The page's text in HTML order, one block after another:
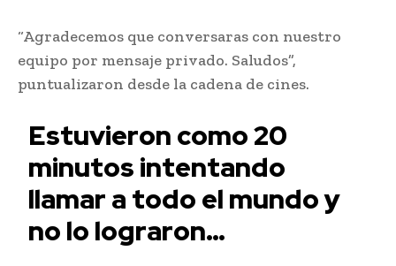
“Agradecemos que conversaras con nuestro
equipo por mensaje privado. Saludos”,
puntualizaron desde la cadena de cines.
Estuvieron como 20
minutos intentando
llamar a todo el mundo y
no lo lograron…